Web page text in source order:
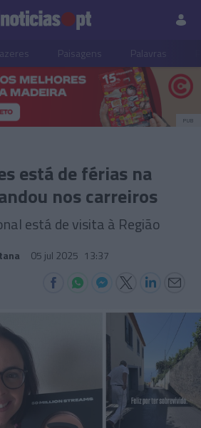
Paisagens Palavras
PUB
está de férias na
nos carreiros
está de visita à Região
05 jul 2025 13:37